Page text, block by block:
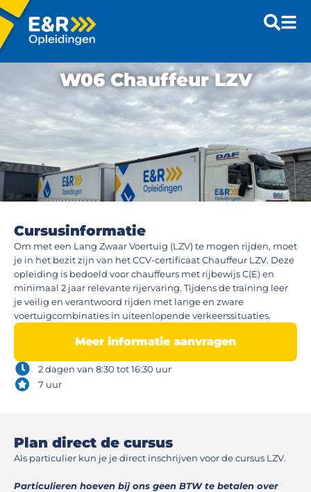
W06 Chauffeur LZV
Cursusinformatie
Om met een Lang Zwaar Voertuig (LZV) te mogen rijden, moet
je in het bezit zijn van het CCV-certificaat Chauffeur LZV. Deze
opleiding is bedoeld voor chauffeurs met rijbewijs C(E) en
minimaal 2 jaar relevante rijervaring. Tijdens de training leer
je veilig en verantwoord rijden met lange en zware
voertuigcombinaties in uiteenlopende verkeerssituaties.
Meer informatie aanvragen
2 dagen van 8:30 tot 16:30 uur
7 uur
Plan direct de cursus​
Als particulier kun je je direct inschrijven voor de cursus LZV.
Particulieren hoeven bij ons geen BTW te betalen over